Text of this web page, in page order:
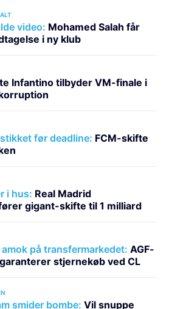
video: Mohamed Salah får
i ny klub
Infantino tilbyder VM-finale i
før deadline: FCM-skifte
i hus: Real Madrid
gigant-skifte til 1 milliard
på transfermarkedet: AGF-
stjernekøb ved CL
smider bombe: Vil snuppe